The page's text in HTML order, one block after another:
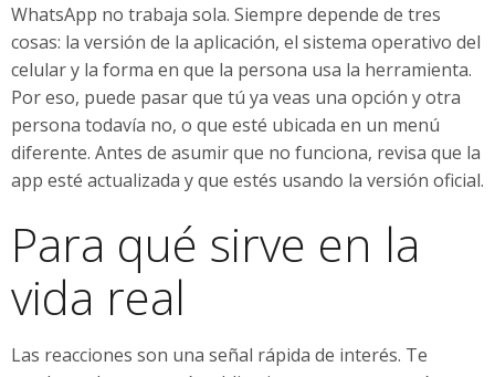
WhatsApp no trabaja sola. Siempre depende de tres
cosas: la versión de la aplicación, el sistema operativo del
celular y la forma en que la persona usa la herramienta.
Por eso, puede pasar que tú ya veas una opción y otra
persona todavía no, o que esté ubicada en un menú
diferente. Antes de asumir que no funciona, revisa que la
app esté actualizada y que estés usando la versión oficial.
Para qué sirve en la
vida real
Las reacciones son una señal rápida de interés. Te